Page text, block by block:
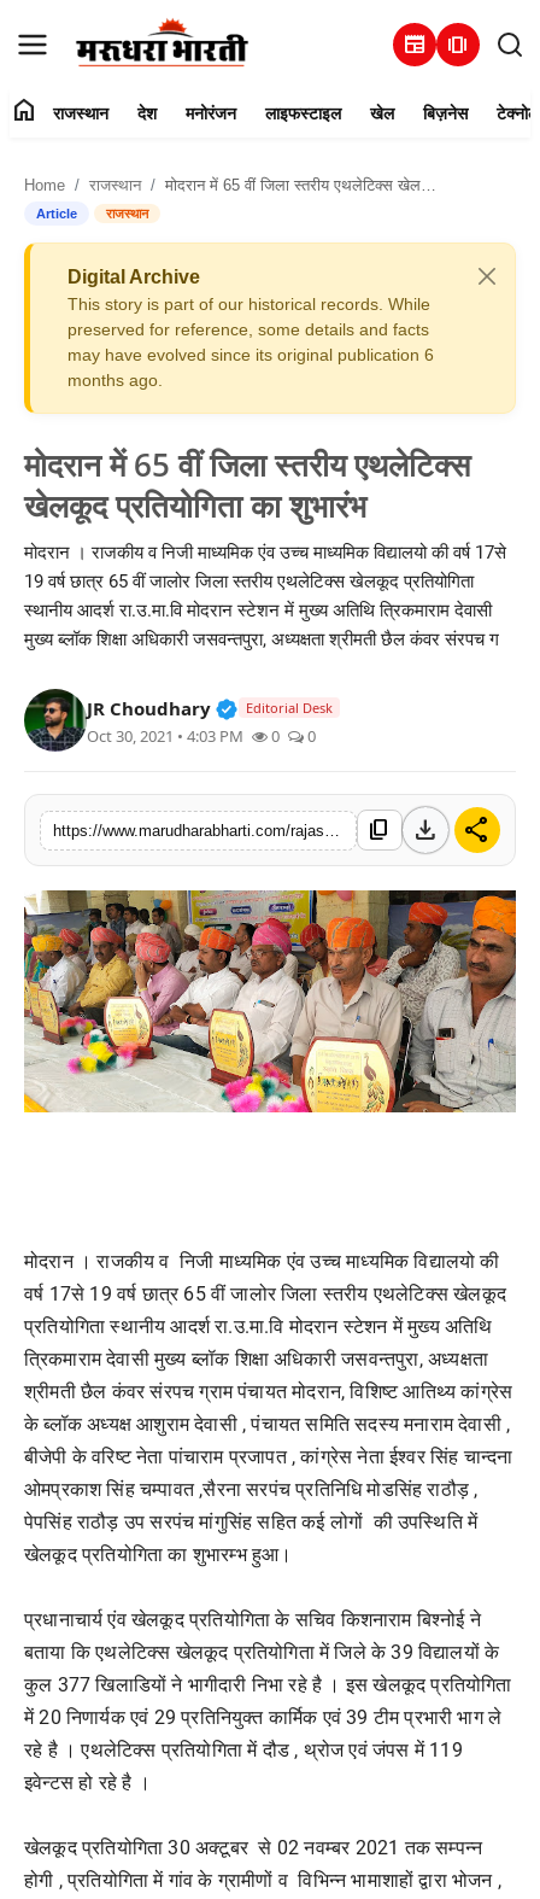
newspaper amp_stories
संपर्क करें
राजस्थान
मनोरंजन
लाइफस्टाइल
खेल
बिज़नेस
टेक्नोलॉजी
शिक्षा
वीडियो
home राजस्थान देश मनोरंजन लाइफस्टाइल खेल बिज़नेस
Home राजस्थान मोदरान में 65 वीं जिला स्तरीय एथलेटिक्स खेलकूद प्रतियोगिता का शुभारंभ
Article राजस्थान
Digital Archive
This story is part of our historical records. While
preserved for reference, some details and facts
may have evolved since its original publication 6
months ago.
मोदरान में 65 वीं जिला स्तरीय एथलेटिक्स
खेलकूद प्रतियोगिता का शुभारंभ
मोदरान । राजकीय व निजी माध्यमिक एंव उच्च माध्यमिक विद्यालयो की वर्ष 17से
19 वर्ष छात्र 65 वीं जालोर जिला स्तरीय एथलेटिक्स खेलकूद प्रतियोगिता
स्थानीय आदर्श रा.उ.मा.वि मोदरान स्टेशन में मुख्य अतिथि त्रिकमाराम देवासी
मुख्य ब्लॉक शिक्षा अधिकारी जसवन्तपुरा, अध्यक्षता श्रीमती छैल कंवर संरपच ग
JR Choudhary Verified Public Figure • 30 Mar,
Editorial Desk
Oct 30, 2021 • 4:03 PM 0 0
content_copy download share
मोदरान । राजकीय व निजी माध्यमिक एंव उच्च माध्यमिक विद्यालयो की
वर्ष 17से 19 वर्ष छात्र 65 वीं जालोर जिला स्तरीय एथलेटिक्स खेलकूद
प्रतियोगिता स्थानीय आदर्श रा.उ.मा.वि मोदरान स्टेशन में मुख्य अतिथि
त्रिकमाराम देवासी मुख्य ब्लॉक शिक्षा अधिकारी जसवन्तपुरा, अध्यक्षता
श्रीमती छैल कंवर संरपच ग्राम पंचायत मोदरान, विशिष्ट आतिथ्य कांग्रेस
के ब्लॉक अध्यक्ष आशुराम देवासी , पंचायत समिति सदस्य मनाराम देवासी ,
बीजेपी के वरिष्ट नेता पांचाराम प्रजापत , कांग्रेस नेता ईश्वर सिंह चान्दना
ओमप्रकाश सिंह चम्पावत ,सैरना सरपंच प्रतिनिधि मोडसिंह राठौड़ ,
पेपसिंह राठौड़ उप सरपंच मांगुसिंह सहित कई लोगों की उपस्थिति में
खेलकूद प्रतियोगिता का शुभारम्भ हुआ।
प्रधानाचार्य एंव खेलकूद प्रतियोगिता के सचिव किशनाराम बिश्नोई ने
बताया कि एथलेटिक्स खेलकूद प्रतियोगिता में जिले के 39 विद्यालयों के
कुल 377 खिलाडियों ने भागीदारी निभा रहे है । इस खेलकूद प्रतियोगिता
में 20 निणार्यक एवं 29 प्रतिनियुक्त कार्मिक एवं 39 टीम प्रभारी भाग ले
रहे है । एथलेटिक्स प्रतियोगिता में दौड , थ्रोज एवं जंपस में 119
इवेन्टस हो रहे है ।
खेलकूद प्रतियोगिता 30 अक्टूबर से 02 नवम्बर 2021 तक सम्पन्न
होगी , प्रतियोगिता में गांव के ग्रामीणों व विभिन्न भामाशाहों द्वारा भोजन ,